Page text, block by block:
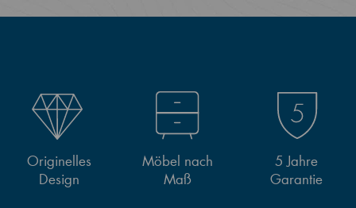
Originelles
Design
Möbel nach
Maß
5 Jahre
Garantie